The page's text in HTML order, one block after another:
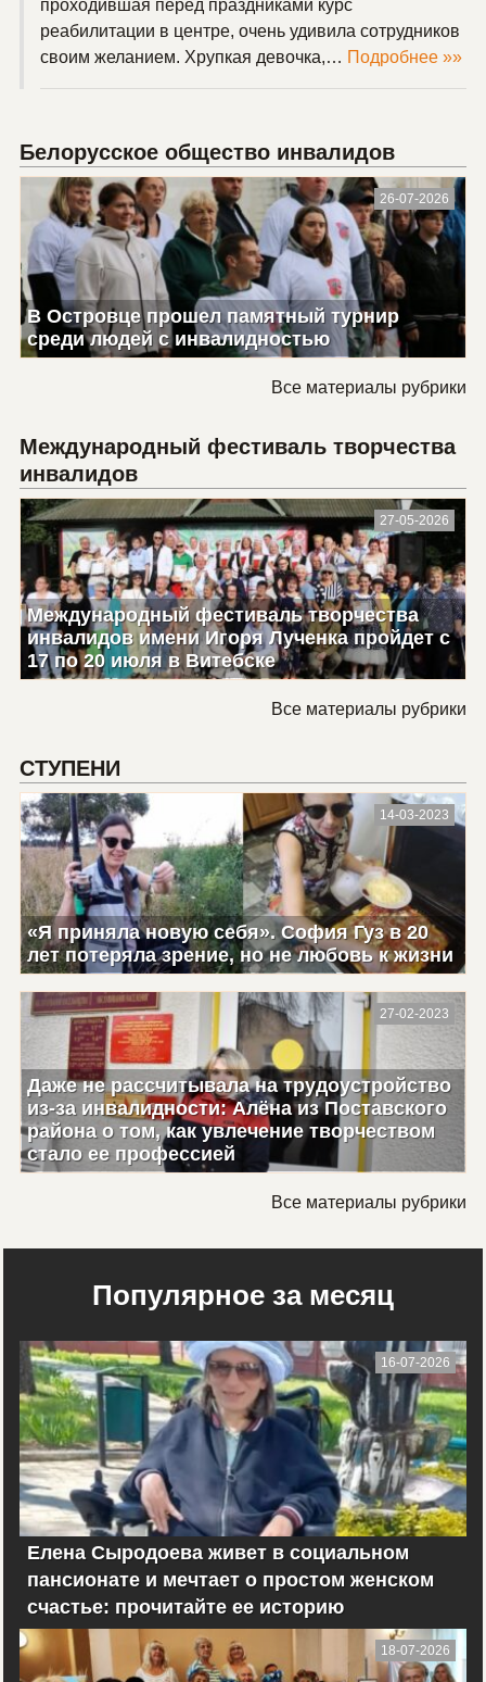
проходившая перед праздниками курс
реабилитации в центре, очень удивила сотрудников
своим желанием. Хрупкая девочка,… Подробнее »»
Белорусское общество инвалидов
26-07-2026
В Островце прошел памятный турнир
среди людей с инвалидностью
Все материалы рубрики
Международный фестиваль творчества
инвалидов
27-05-2026
Международный фестиваль творчества
инвалидов имени Игоря Лученка пройдет с
17 по 20 июля в Витебске
Все материалы рубрики
СТУПЕНИ
14-03-2023
«Я приняла новую себя». София Гуз в 20
лет потеряла зрение, но не любовь к жизни
27-02-2023
Даже не рассчитывала на трудоустройство
из-за инвалидности: Алёна из Поставского
района о том, как увлечение творчеством
стало ее профессией
Все материалы рубрики
Популярное за месяц
16-07-2026
Елена Сыродоева живет в социальном
пансионате и мечтает о простом женском
счастье: прочитайте ее историю
18-07-2026